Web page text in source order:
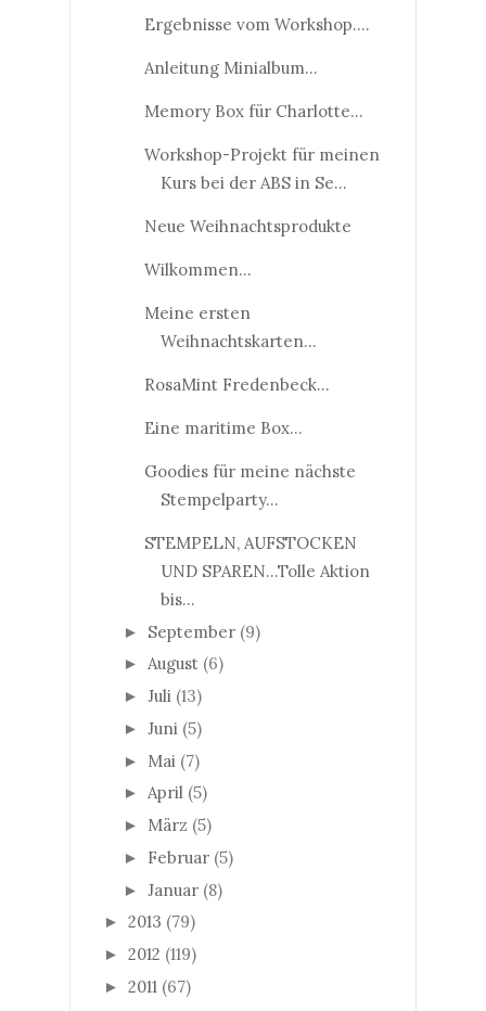
Ergebnisse vom Workshop....
Anleitung Minialbum...
Memory Box für Charlotte...
Workshop-Projekt für meinen
Kurs bei der ABS in Se...
Neue Weihnachtsprodukte
Wilkommen...
Meine ersten
Weihnachtskarten...
RosaMint Fredenbeck...
Eine maritime Box...
Goodies für meine nächste
Stempelparty...
STEMPELN, AUFSTOCKEN
UND SPAREN...Tolle Aktion
bis...
► September (9)
► August (6)
► Juli (13)
► Juni (5)
► Mai (7)
► April (5)
► März (5)
► Februar (5)
► Januar (8)
► 2013 (79)
► 2012 (119)
► 2011 (67)